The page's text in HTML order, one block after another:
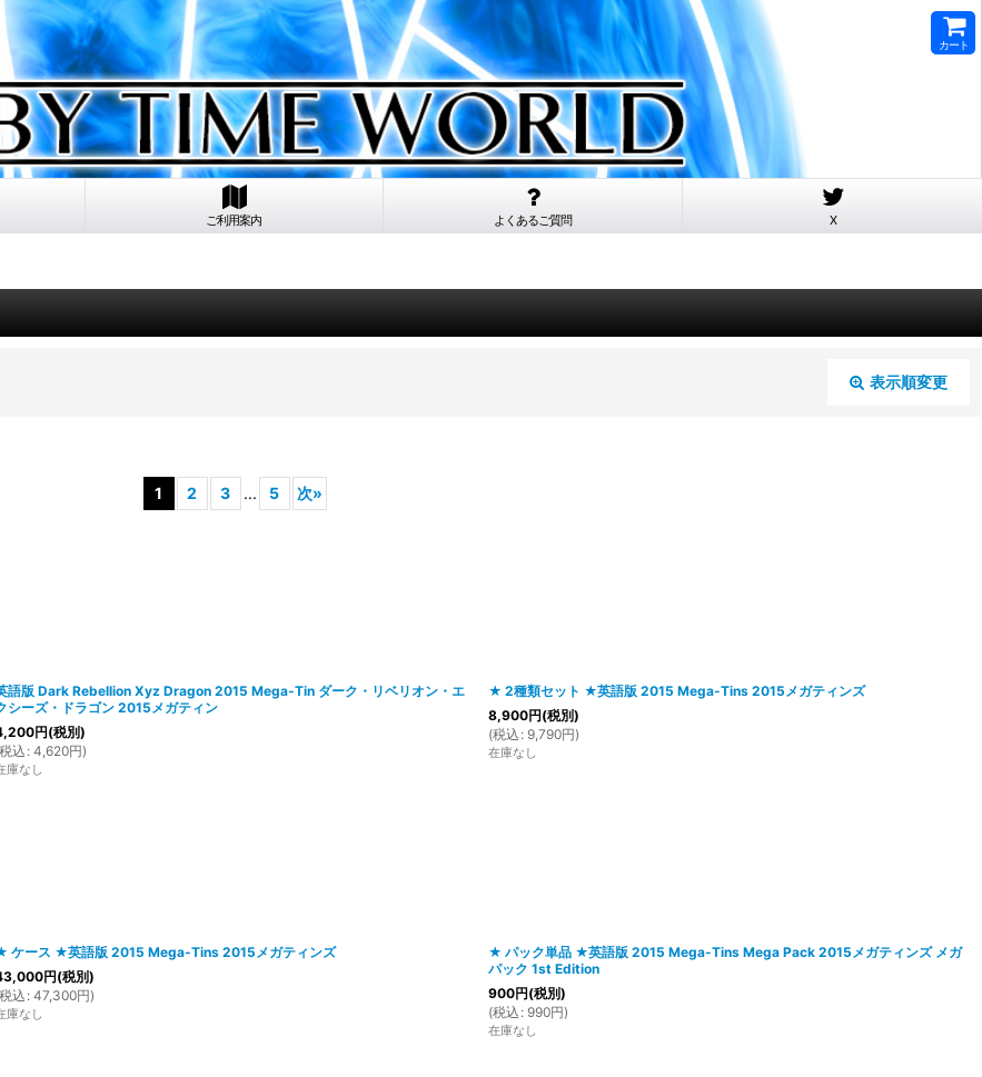
カート
ご利用案内 よくあるご質問 X
表示順変更
1 2 3 ... 5 次»
語版 Dark Rebellion Xyz Dragon 2015 Mega-Tin ダーク・リベリオン・エ
シーズ・ドラゴン 2015メガティン
円(税別)
込 : 4,620円)
庫なし
★ 2種類セット ★英語版 2015 Mega-Tins 2015メガティンズ
8,900円(税別)
(税込 : 9,790円)
在庫なし
ケース ★英語版 2015 Mega-Tins 2015メガティンズ
円(税別)
込 : 47,300円)
庫なし
★ パック単品 ★英語版 2015 Mega-Tins Mega Pack 2015メガティンズ メガ
パック 1st Edition
900円(税別)
(税込 : 990円)
在庫なし